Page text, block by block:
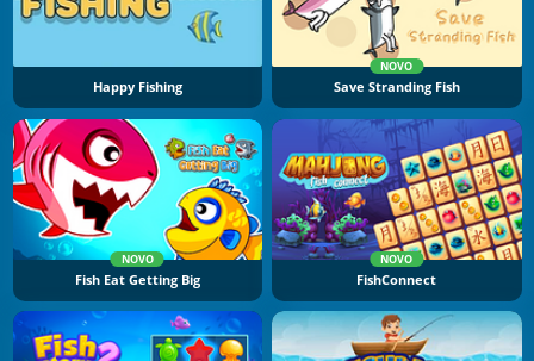
Happy Fishing
NOVO
Save Stranding Fish
NOVO
Fish Eat Getting Big
NOVO
FishConnect